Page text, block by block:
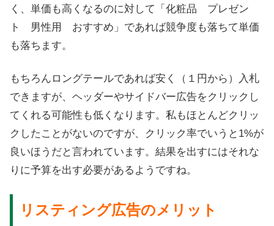
く、単価も高くなるのに対して「化粧品 プレゼン
ト 男性用 おすすめ」であれば競争度も落ちて単価
も落ちます。
もちろんロングテールであれば安く（１円から）入札
できますが、ヘッダーやサイドバー広告をクリックし
てくれる可能性も低くなります。私もほとんどクリッ
クしたことがないのですが、クリック率でいうと1%が
良いほうだと言われています。結果を出すにはそれな
りに予算を出す必要があるようですね。
リスティング広告のメリット